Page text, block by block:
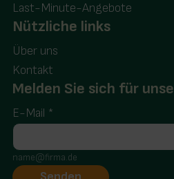
Last-Minute-Angebote
Nützliche links
Über uns
Kontakt
Melden Sie sich für
E-Mail *
name@firma.de